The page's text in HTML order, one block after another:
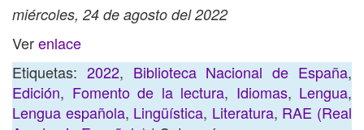
miércoles, 24 de agosto del 2022
Verenlace
Etiquetas: 2022, Biblioteca Nacional de España,
Edición, Fomento de la lectura, Idiomas, Lengua,
Lengua española, Lingüística, Literatura, RAE (Real